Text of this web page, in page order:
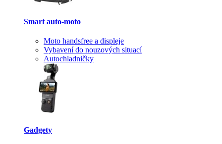
Smart auto-moto
Moto handsfree a displeje
Vybavení do nouzových situací
Autochladničky
Gadgety